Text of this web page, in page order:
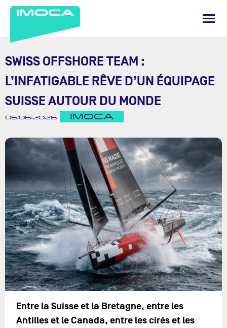
SWISS OFFSHORE TEAM :
L’INFATIGABLE RÊVE D’UN ÉQUIPAGE
SUISSE AUTOUR DU MONDE
06/06/2026 IMOCA
Entre la Suisse et la Bretagne, entre les
Antilles et le Canada, entre les cirés et les